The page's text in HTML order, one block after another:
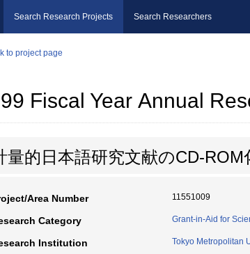
Search Research Projects Search Researchers
to project page
Fiscal Year Annual
量的日本語研究文献のCD-
Area Number 11551009
Category Grant-in-Aid for
Institution Tokyo Metropolitan